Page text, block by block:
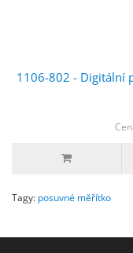
1106-802 - Digitální
Tagy: posuvné měřítko